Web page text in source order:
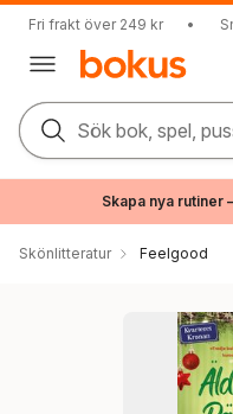
Fri frakt över 249 kr •
Sök bok, spel,
Skapa nya rutiner
Skönlitteratur Feelgood